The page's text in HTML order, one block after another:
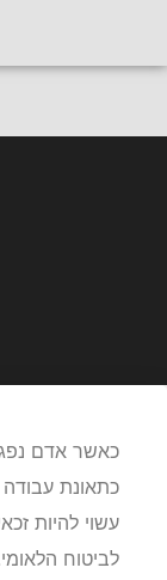
כאשר אדם
כתאונת
עשוי להיות